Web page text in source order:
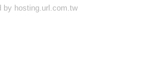
by hosting.url.com.tw